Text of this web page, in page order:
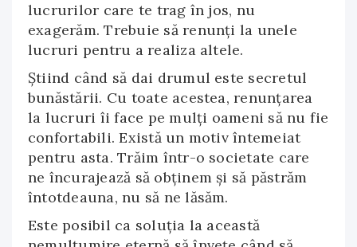
lucrurilor care te trag în jos, nu
exagerăm. Trebuie să renunți la unele
lucruri pentru a realiza altele.
Știind când să dai drumul este secretul
bunăstării. Cu toate acestea, renunțarea
la lucruri îi face pe mulți oameni să nu fie
confortabili. Există un motiv întemeiat
pentru asta. Trăim într-o societate care
ne încurajează să obținem și să păstrăm
întotdeauna, nu să ne lăsăm.
Este posibil ca soluția la această